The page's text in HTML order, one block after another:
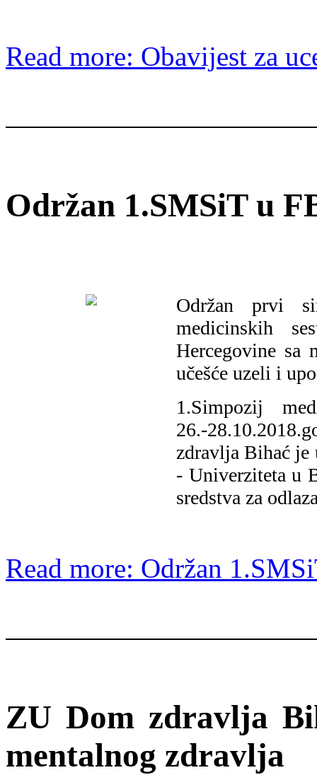
Read more: Obavijest za
Održan 1.SMSiT u
Održan prvi
medicinskih
Hercegovine sa
učešće uzeli i
1.Simpozij
26.-
zdravlja Bihać je
- Univerziteta u
sredstva za
Read more: Održan
ZU Dom zdravlja
mentalnog zdravlja